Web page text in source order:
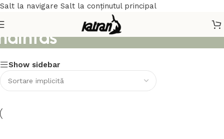
Salt la navigare Salt la conținutul principal
Show sidebar